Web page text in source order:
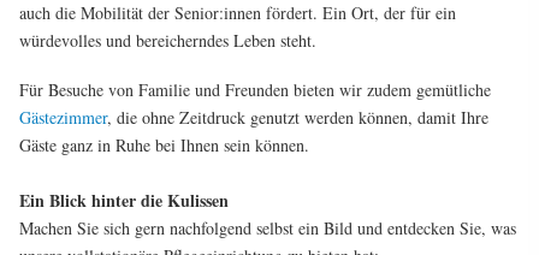
auch die Mobilität der Senior:innen fördert. Ein Ort, der für ein
würdevolles und bereicherndes Leben steht.
Für Besuche von Familie und Freunden bieten wir zudem gemütliche
Gästezimmer, die ohne Zeitdruck genutzt werden können, damit Ihre
Gäste ganz in Ruhe bei Ihnen sein können.
Ein Blick hinter die Kulissen
Machen Sie sich gern nachfolgend selbst ein Bild und entdecken Sie, was